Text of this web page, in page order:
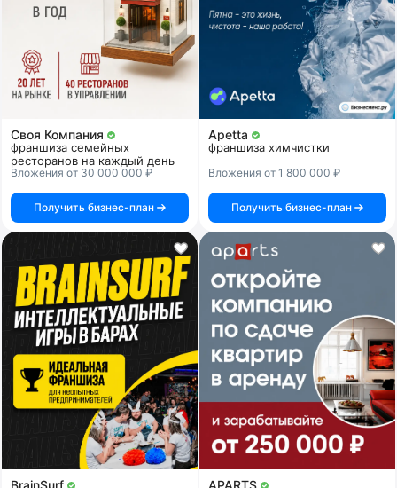
Своя Компания
франшиза семейных
ресторанов на каждый день
Вложения от 30 000 000 ₽
Получить бизнес-план
Apetta
франшиза химчистки
Вложения от 1 800 000 ₽
Получить бизнес-план